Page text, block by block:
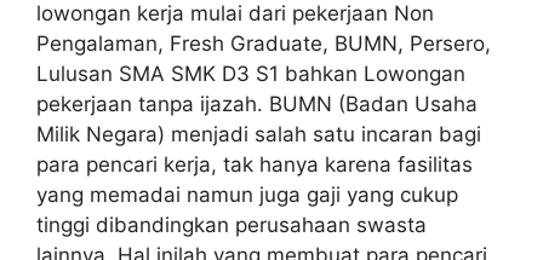
lowongan kerja mulai dari pekerjaan Non
Pengalaman, Fresh Graduate, BUMN, Persero,
Lulusan SMA SMK D3 S1 bahkan Lowongan
pekerjaan tanpa ijazah. BUMN (Badan Usaha
Milik Negara) menjadi salah satu incaran bagi
para pencari kerja, tak hanya karena fasilitas
yang memadai namun juga gaji yang cukup
tinggi dibandingkan perusahaan swasta